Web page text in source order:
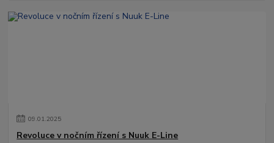
09.01.2025
Revoluce v nočním řízení s Nuuk E-Line